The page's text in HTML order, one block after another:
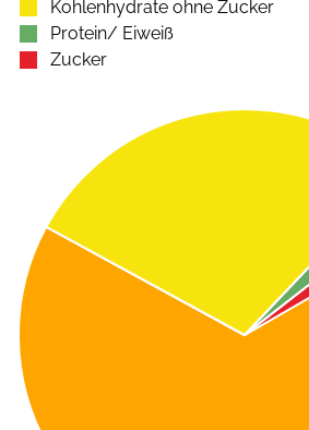
Kohlenhydrate ohne Zucker
Protein/ Eiweiß
Zucker